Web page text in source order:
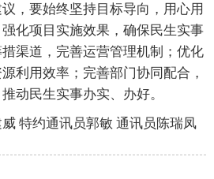
，要始终坚持目标导向，用心用
化项目实施效果，确保民生实事
渠道，完善运营管理机制；优化
利用效率；完善部门协同配合，
动民生实事办实、办好。
特约通讯员郭敏 通讯员陈瑞凤